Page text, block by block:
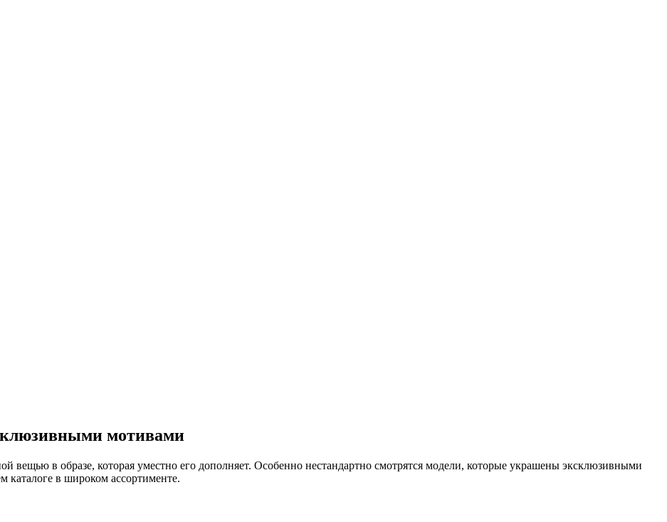
мотивами
вещью в образе, которая уместно его дополняет. Особенно нестандартно смотрятся модели, которые украшены эксклюзивными
в широком ассортименте.